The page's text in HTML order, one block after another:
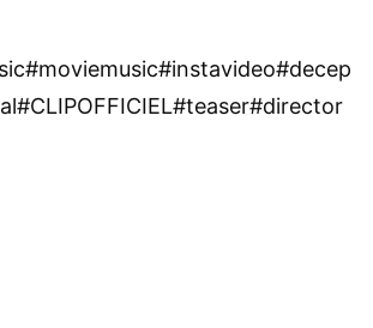
#moviemusic#instavideo#decep
#CLIPOFFICIEL#teaser#director